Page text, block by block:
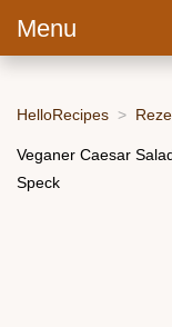
Menu
HelloRecipes
Veganer Caesar
Speck